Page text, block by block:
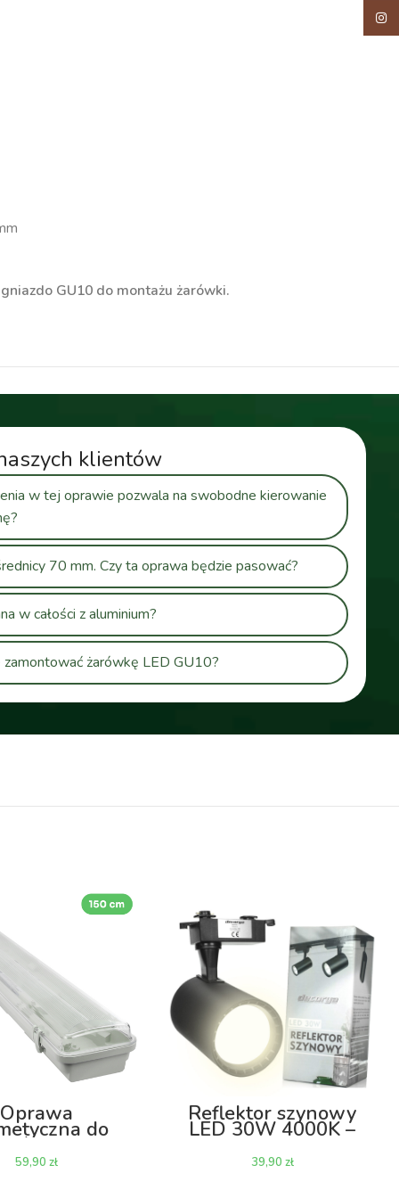
GU10 do montażu żarówki.
klientów
w tej oprawie pozwala na swobodne kierowanie
70 mm. Czy ta oprawa będzie pasować?
w całości z aluminium?
żarówkę LED GU10?
Oprawa
do
LED
150cm
zł
Reflektor szynowy
LED 30W 4000K –
zł